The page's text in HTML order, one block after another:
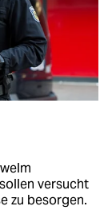
versucht
zu besorgen.